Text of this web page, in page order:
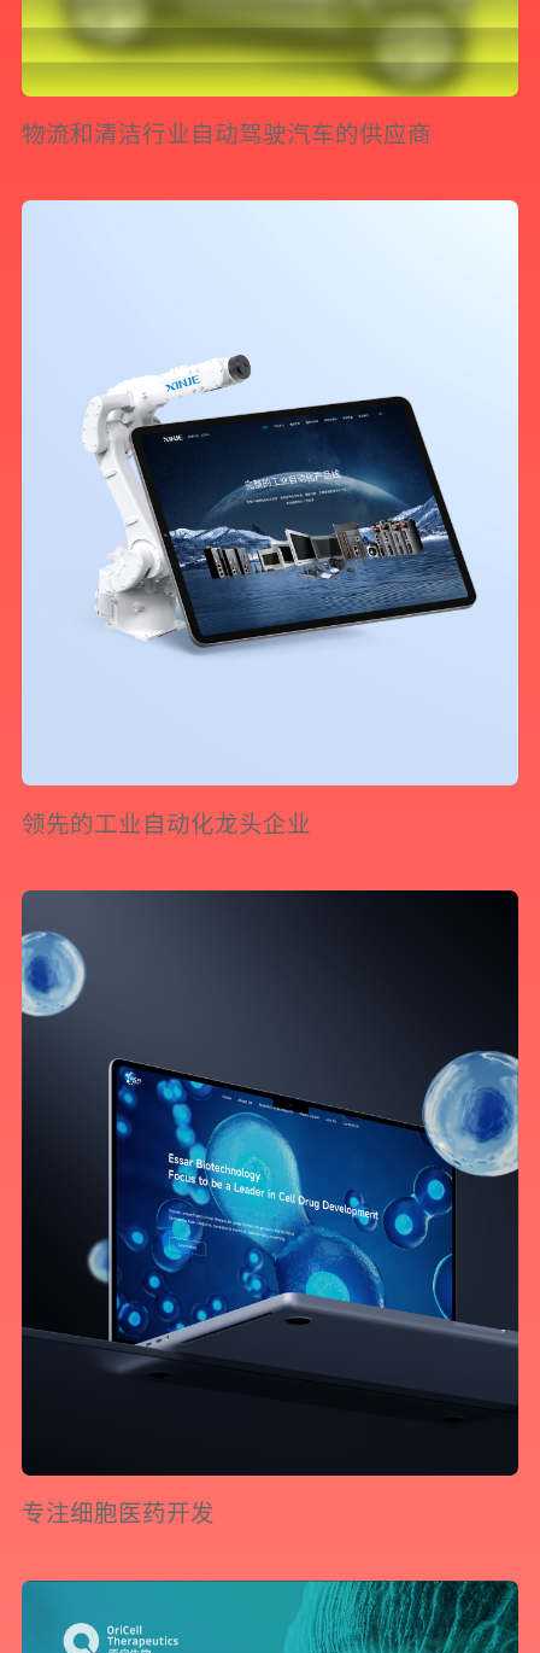
预约我们的数字化专家
1v1为您提供服务
实施方案及对应预算等
物流和清洁行业自动驾驶汽车的供应商
领先的工业自动化龙头企业
专注细胞医药开发